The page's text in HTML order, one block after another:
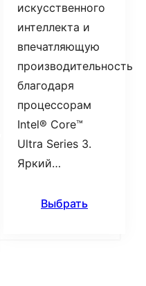
искусственного
интеллекта и
впечатляющую
производительность
благодаря
процессорам
Intel® Core™
Ultra Series 3.
Яркий…
Выбрать